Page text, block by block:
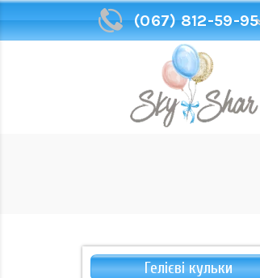
(067) 812-59-95
(067) 812-59-95
Гелієві кульки